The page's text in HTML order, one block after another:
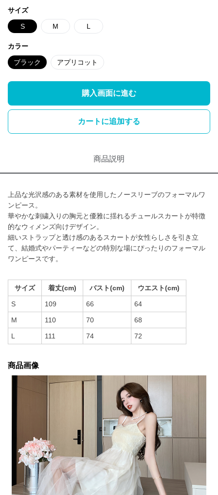
サイズ
S M L
カラー
ブラック アプリコット
購入画面に進む
カートに追加する
商品説明
上品な光沢感のある素材を使用したノースリーブのフォーマルワ
ンピース。
華やかな刺繍入りの胸元と優雅に揺れるチュールスカートが特徴
的なウィメンズ向けデザイン。
細いストラップと透け感のあるスカートが女性らしさを引き立
て、結婚式やパーティーなどの特別な場にぴったりのフォーマル
ワンピースです。
サイズ 着丈(cm) バスト(cm) ウエスト(cm)
S 109 66 64
M 110 70 68
L 111 74 72
商品画像